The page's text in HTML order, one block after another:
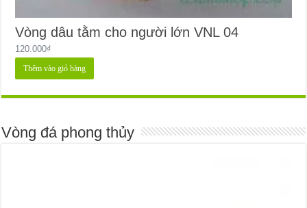
Vòng dâu tằm cho người lớn VNL 04
120.000₫
Thêm vào giỏ hàng
Vòng đá phong thủy